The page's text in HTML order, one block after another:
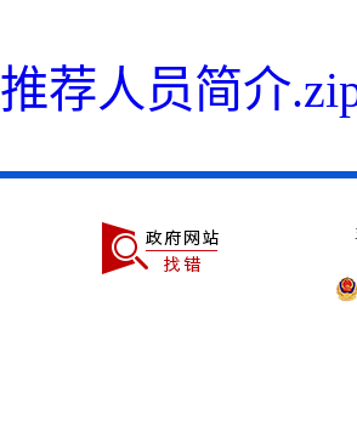
推荐人员简介